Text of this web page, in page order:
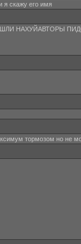
я скажу его имя
НАХУЙАВТОРЫ
тормозом но не